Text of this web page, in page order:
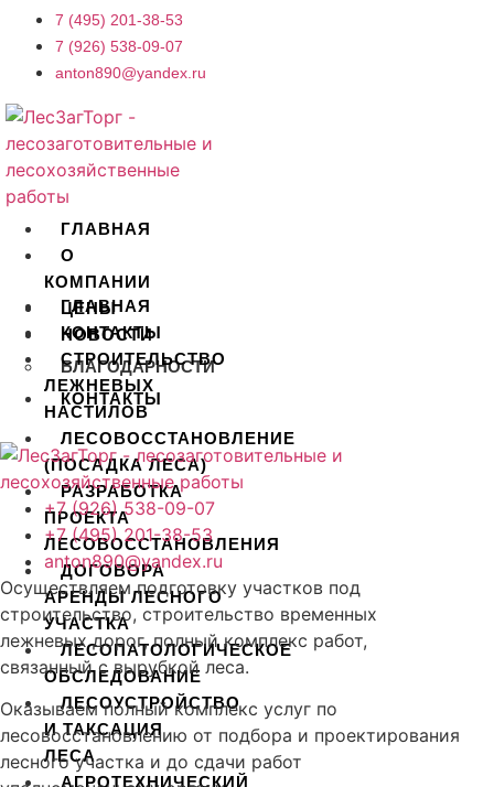
Перейти
содержимому
7 (495) 201-38-53
7 (926) 538-09-07
anton890@yandex.ru
ГЛАВНАЯ
О
КОМПАНИИ
ЦЕНЫ
НОВОСТИ
БЛАГОДАРНОСТИ
КОНТАКТЫ
X
ГЛАВНАЯ
КОНТАКТЫ
СТРОИТЕЛЬСТВО
ЛЕЖНЕВЫХ
НАСТИЛОВ
ЛЕСОВОССТАНОВЛЕНИЕ
(ПОСАДКА ЛЕСА)
РАЗРАБОТКА
ПРОЕКТА
ЛЕСОВОССТАНОВЛЕНИЯ
ДОГОВОРА
АРЕНДЫ ЛЕСНОГО
УЧАСТКА
ЛЕСОПАТОЛОГИЧЕСКОЕ
ОБСЛЕДОВАНИЕ
ЛЕСОУСТРОЙСТВО
И ТАКСАЦИЯ
ЛЕСА
АГРОТЕХНИЧЕСКИЙ
+7 (926) 538-09-07
+7 (495) 201-38-53
anton890@yandex.ru
Осуществляем подготовку участков под
строительство, строительство временных
лежневых дорог, полный комплекс работ,
связанный с вырубкой леса.
Оказываем полный комплекс услуг по
лесовосстановлению от подбора и проектирования
лесного участка и до сдачи работ